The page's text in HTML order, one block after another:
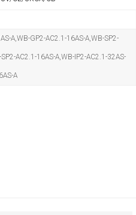
A,WB-GP2-AC2.1-16AS-A,WB-SP2-
AC2.1-16AS-A,WB-IP2-AC2.1-32AS-
A